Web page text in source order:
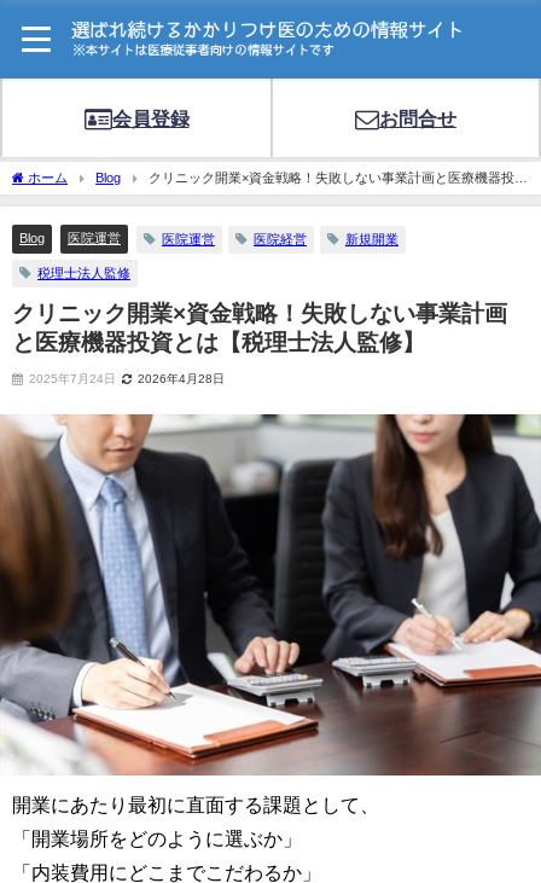
会員登録 お問合せ
ホーム Blog
クリニック開業×資金戦略！失敗しない事業計画と医療機器投資
とは【税理士法人監修】
Blog 医院運営 医院運営 医院経営 新規開業
税理士法人監修
クリニック開業×資金戦略！失敗しない事業計画
と医療機器投資とは【税理士法人監修】
2025年7月24日 2026年4月28日
開業にあたり最初に直面する課題として、
「開業場所をどのように選ぶか」
「内装費用にどこまでこだわるか」